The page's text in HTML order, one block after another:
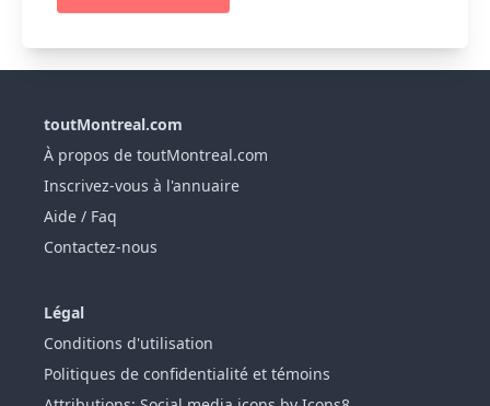
toutMontreal.com
À propos de toutMontreal.com
Inscrivez-vous à l'annuaire
Aide / Faq
Contactez-nous
Légal
Conditions d'utilisation
Politiques de confidentialité et témoins